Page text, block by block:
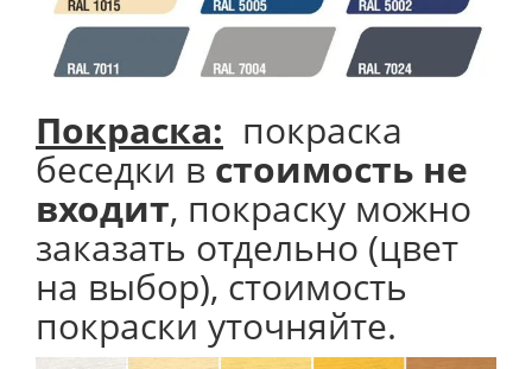
Покраска: покраска
беседки в стоимость не
входит, покраску можно
заказать отдельно (цвет
на выбор), стоимость
покраски уточняйте.